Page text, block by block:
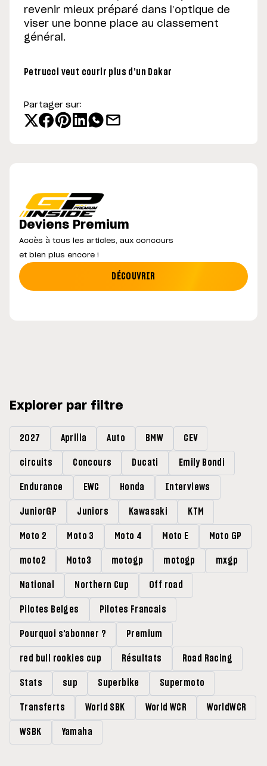
revenir mieux préparé dans l’optique de
viser une bonne place au classement
général.
Petrucci veut courir plus d’un Dakar
Partager sur:
Deviens Premium
Accès à tous les articles, aux concours
et bien plus encore !
DÉCOUVRIR
Explorer par filtre
2027 Aprilia Auto BMW CEV
circuits Concours Ducati Emily Bondi
Endurance EWC Honda Interviews
JuniorGP Juniors Kawasaki KTM
Moto 2 Moto 3 Moto 4 Moto E Moto GP
moto2 Moto3 motogp motogp mxgp
National Northern Cup Off road
Pilotes Belges Pilotes Francais
Pourquoi s'abonner ? Premium
red bull rookies cup Résultats Road Racing
Stats sup Superbike Supermoto
Transferts World SBK World WCR WorldWCR
WSBK Yamaha